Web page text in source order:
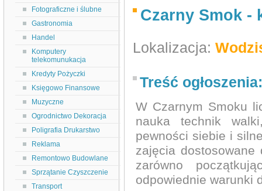
Fotograficzne i ślubne
Gastronomia
Handel
Komputery
telekomunukacja
Kredyty Pożyczki
Księgowo Finansowe
Muzyczne
Ogrodnictwo Dekoracja
Poligrafia Drukarstwo
Reklama
Remontowo Budowlane
Sprzątanie Czyszczenie
Transport
Czarny Smok -
Lokalizacja:
Treść ogłoszenia:
W Czarnym Smoku
nauka technik
pewności siebie i
zajęcia
zarówno
odpowiednie warunki